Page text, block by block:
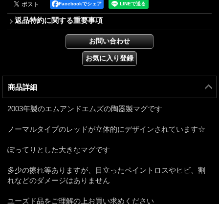
Facebookでシェア
返品特約に関する重要事項
商品詳細
2003年製のエムアンドエムズの陶器製マグです
ノーマルタイプのレッドが立体的にデザインされています☆
ぽってりとした大きなマグです
多少の擦れ等ありますが、目立ったペイントロスやヒビ、割
れなどのダメージはありません
ユーズド品をご理解の上お買い求めください